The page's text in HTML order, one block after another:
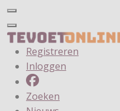
Registreren
Inloggen
Zoeken